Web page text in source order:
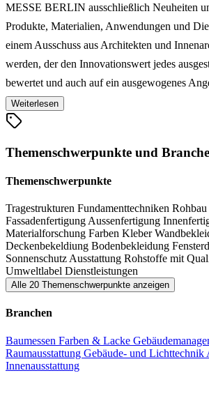
MESSE BERLIN ausschließlich Neuheiten
Produkte, Materialien, Anwendungen und
einem Ausschuss aus Architekten und
werden, der den Innovationswert jedes
bewertet und auch auf ein ausgewogenes
einzelnen Produktgruppen angemessen
Verschiedene Kurzseminare vermitteln
Neuheiten und bieten den Teilnehmern
Möglichkeit zum intensiven
Weiterlesen
Themenschwerpunkte und
Themenschwerpunkte
Tragestrukturen Fundamenttechniken Rohbau
Fassadenfertigung Aussenfertigung
Materialforschung Farben Kleber
Deckenbekeldiung Bodenbekleidung
Sonnenschutz Ausstattung Rohstoffe mit
Umweltlabel Dienstleistungen
Alle 20 Themenschwerpunkte anzeigen
Branchen
Baumessen Farben & Lacke
Raumausstattung Gebäude- und Lichttechnik
Innenausstattung